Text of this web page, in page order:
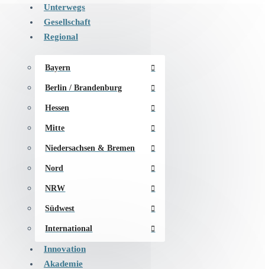
Unterwegs
Gesellschaft
Regional
Bayern
Berlin / Brandenburg
Hessen
Mitte
Niedersachsen & Bremen
Nord
NRW
Südwest
International
Innovation
Akademie